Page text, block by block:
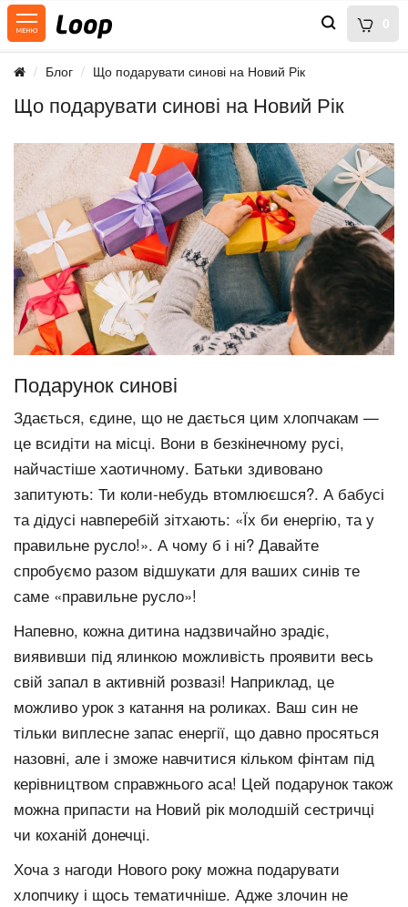
0
Блог Що подарувати синові на Новий Рік
Що подарувати синові на Новий Рік
Подарунок синові
Здається, єдине, що не дається цим хлопчакам —
це всидіти на місці. Вони в безкінечному русі,
найчастіше хаотичному. Батьки здивовано
запитують: Ти коли-небудь втомлюєшся?. А бабусі
та дідусі навперебій зітхають: «Їх би енергію, та у
правильне русло!». А чому б і ні? Давайте
спробуємо разом відшукати для ваших синів те
саме «правильне русло»!
Напевно, кожна дитина надзвичайно зрадіє,
виявивши під ялинкою можливість проявити весь
свій запал в активній розвазі! Наприклад, це
можливо урок з катання на роликах. Ваш син не
тільки виплесне запас енергії, що давно просяться
назовні, але і зможе навчитися кільком фінтам під
керівництвом справжнього аса! Цей подарунок також
можна припасти на Новий рік молодшій сестричці
чи коханій донечці.
Хоча з нагоди Нового року можна подарувати
хлопчику і щось тематичніше. Адже злочин не